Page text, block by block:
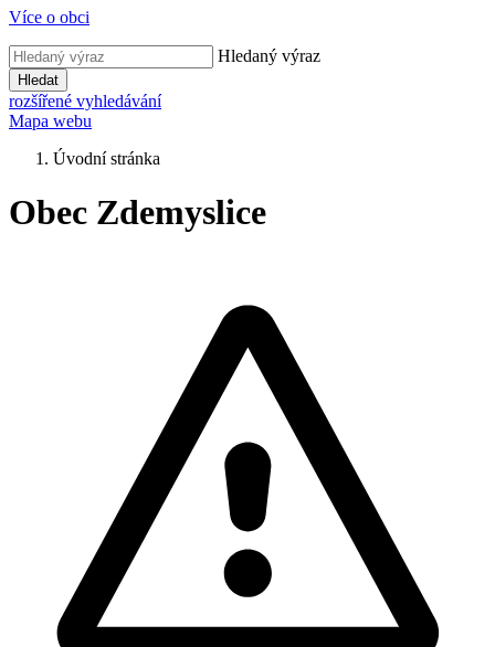
Více o obci
Hledaný výraz
Hledat
rozšířené vyhledávání
Mapa webu
Úvodní stránka
Obec Zdemyslice